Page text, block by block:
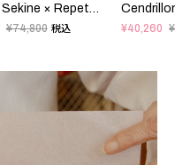
Shogo Sekine × Repetto - Cendrillon Haute バレエフラット - ラバーソール - EUサイズ
¥74,800 税込 ¥40,260